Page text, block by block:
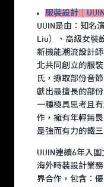
服裝設計｜UUIN
UUIN是由：知名
Liu）、高級女裝
新機能潮流設計
北共同創立的服
氏，擷取部份音
獻出最擅長的部
一種極具思考且
作，擁有年輕無
是強而有力的鐵三
UUIN連續6年入
海外時裝設計業
界合作，包含：